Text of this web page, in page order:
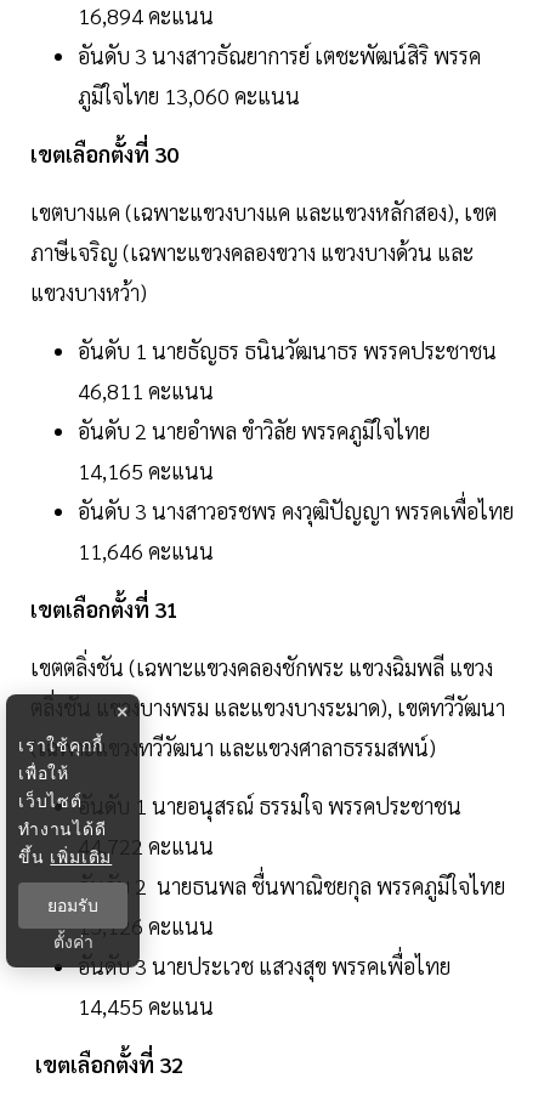
16,894 คะแนน
อันดับ 3 นางสาวธัณยาการย์ เตชะพัฒน์สิริ พรรค
ภูมิใจไทย 13,060 คะแนน
เขตเลือกตั้งที่ 30
เขตบางแค (เฉพาะแขวงบางแค และแขวงหลักสอง), เขต
ภาษีเจริญ (เฉพาะแขวงคลองขวาง แขวงบางด้วน และ
แขวงบางหว้า)
อันดับ 1 นายธัญธร ธนินวัฒนาธร พรรคประชาชน
46,811 คะแนน
อันดับ 2 นายอำพล ขำวิลัย พรรคภูมิใจไทย
14,165 คะแนน
อันดับ 3 นางสาวอรชพร คงวุฒิปัญญา พรรคเพื่อไทย
11,646 คะแนน
เขตเลือกตั้งที่ 31
เขตตลิ่งชัน (เฉพาะแขวงคลองชักพระ แขวงฉิมพลี แขวง
ตลิ่งชัน แขวงบางพรม และแขวงบางระมาด), เขตทวีวัฒนา
(เฉพาะแขวงทวีวัฒนา และแขวงศาลาธรรมสพน์)
อันดับ 1 นายอนุสรณ์ ธรรมใจ พรรคประชาชน
44,722 คะแนน
อันดับ 2 นายธนพล ชื่นพาณิชยกุล พรรคภูมิใจไทย
15,126 คะแนน
อันดับ 3 นายประเวช แสวงสุข พรรคเพื่อไทย
14,455 คะแนน
เขตเลือกตั้งที่ 32
×
เราใช้คุกกี้
เพื่อให้
เว็บไซต์
ทำงานได้ดี
ขึ้น เพิ่มเติม
ยอมรับ
ตั้งค่า